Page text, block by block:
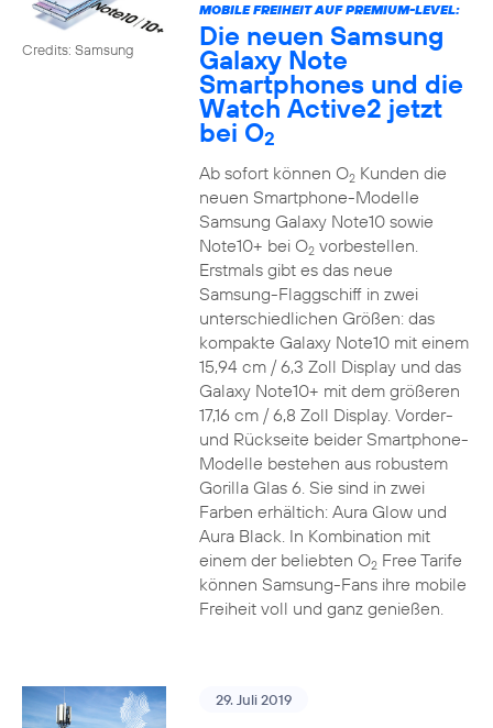
Credits: Samsung
MOBILE FREIHEIT AUF PREMIUM-LEVEL:
Die neuen Samsung
Galaxy Note
Smartphones und die
Watch Active2 jetzt
bei O2
Ab sofort können O2Kunden die
neuen Smartphone-Modelle
Samsung Galaxy Note10 sowie
Note10+ bei O2vorbestellen.
Erstmals gibt es das neue
Samsung-Flaggschiff in zwei
unterschiedlichen Größen: das
kompakte Galaxy Note10 mit einem
15,94 cm / 6,3 Zoll Display und das
Galaxy Note10+ mit dem größeren
17,16 cm / 6,8 Zoll Display. Vorder-
und Rückseite beider Smartphone-
Modelle bestehen aus robustem
Gorilla Glas 6. Sie sind in zwei
Farben erhältich: Aura Glow und
Aura Black. In Kombination mit
einem der beliebten O2Free Tarife
können Samsung-Fans ihre mobile
Freiheit voll und ganz genießen.
29. Juli 2019